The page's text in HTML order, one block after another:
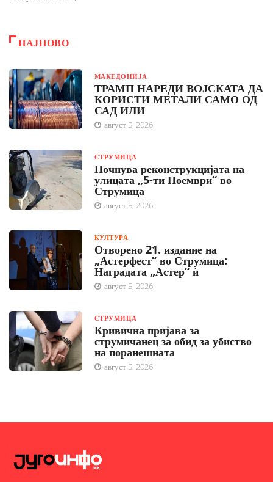
НАЈНОВО
МАКЕДОНИЈА
ТРАМП НАРЕДИ ВОЈСКАТА ДА
КОРИСТИ МЕТАЛИ САМО ОД
САД ИЛИ
август 5, 2026
СТРУМИЦА
Почнува реконструкцијата на
улицата „5-ти Ноември“ во
Струмица
август 5, 2026
КУЛТУРА
Отворено 21. издание на
„Астерфест“ во Струмица:
Наградата „Астер“ ѝ
август 5, 2026
СТРУМИЦА
Кривична пријава за
струмичанец за обид за убиство
на поранешната
август 5, 2026